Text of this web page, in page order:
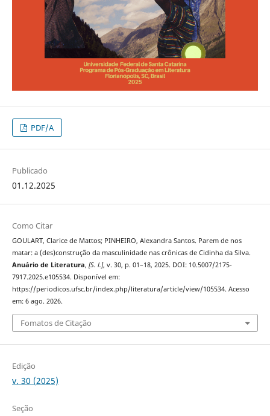
PDF/A
Publicado
01.12.2025
Como Citar
GOULART, Clarice de Mattos; PINHEIRO, Alexandra Santos. Parem de nos
matar: a (des)construção da masculinidade nas crônicas de Cidinha da Silva.
Anuário de Literatura, [S. l.], v. 30, p. 01–18, 2025. DOI: 10.5007/2175-
7917.2025.e105534. Disponível em:
https://periodicos.ufsc.br/index.php/literatura/article/view/105534. Acesso
em: 6 ago. 2026.
Fomatos de Citação
Edição
v. 30 (2025)
Seção